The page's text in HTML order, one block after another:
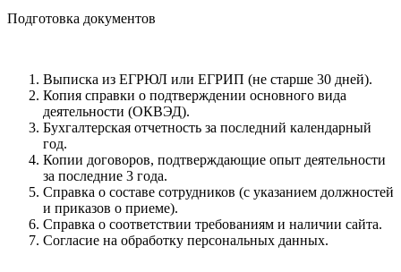
Подготовка документов
Выписка из ЕГРЮЛ или ЕГРИП (не старше 30 дней).
Копия справки о подтверждении основного вида
деятельности (ОКВЭД).
Бухгалтерская отчетность за последний календарный
год.
Копии договоров, подтверждающие опыт деятельности
за последние 3 года.
Справка о составе сотрудников (с указанием должностей
и приказов о приеме).
Справка о соответствии требованиям и наличии сайта.
Согласие на обработку персональных данных.